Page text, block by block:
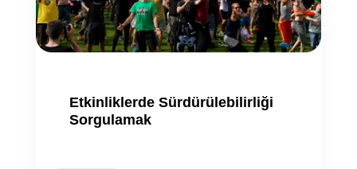
Etkinliklerde Sürdürülebilirliği
Sorgulamak